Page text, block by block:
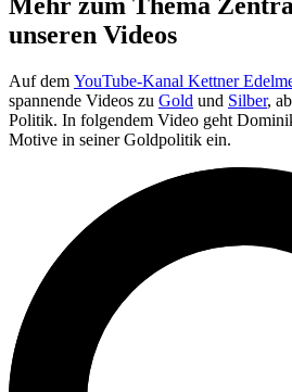
unseren Videos
Auf dem YouTube-Kanal Kettner
spannende Videos zu Gold und Silber,
Politik. In folgendem Video geht
Motive in seiner Goldpolitik ein.